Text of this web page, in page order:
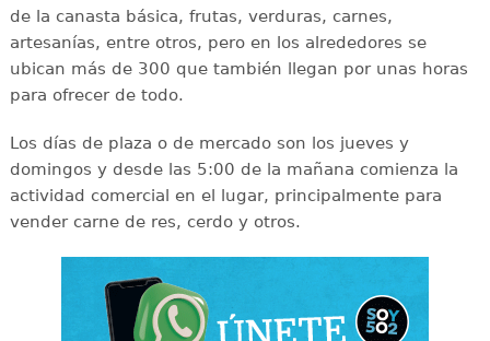
de la canasta básica, frutas, verduras, carnes,
artesanías, entre otros, pero en los alrededores se
ubican más de 300 que también llegan por unas horas
para ofrecer de todo.
Los días de plaza o de mercado son los jueves y
domingos y desde las 5:00 de la mañana comienza la
actividad comercial en el lugar, principalmente para
vender carne de res, cerdo y otros.